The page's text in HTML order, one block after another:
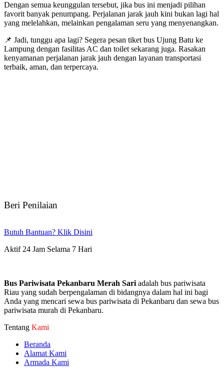
Dengan semua keunggulan tersebut, jika bus ini menjadi pilihan
favorit banyak penumpang. Perjalanan jarak jauh kini bukan lagi hal
yang melelahkan, melainkan pengalaman seru yang menyenangkan.
📌 Jadi, tunggu apa lagi? Segera pesan tiket bus Ujung Batu ke
Lampung dengan fasilitas AC dan toilet sekarang juga. Rasakan
kenyamanan perjalanan jarak jauh dengan layanan transportasi
terbaik, aman, dan terpercaya.
Beri Penilaian
Butuh Bantuan? Klik Disini
Aktif 24 Jam Selama 7 Hari
Bus Pariwisata Pekanbaru Merah Sari adalah bus pariwisata
Riau yang sudah berpengalaman di bidangnya dalam hal ini bagi
Anda yang mencari sewa bus pariwisata di Pekanbaru dan sewa bus
pariwisata murah di Pekanbaru.
Tentang Kami
Beranda
Alamat Kami
Armada Kami